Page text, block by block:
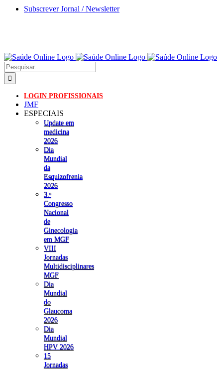
Skip
Subscrever Jornal / Newsletter
Pesquisar
LOGIN PROFISSIONAIS
JMF
ESPECIAIS
Update em
medicina
2026
Dia
Mundial
da
Esquizofrenia
2026
3.ᵒ
Congresso
Nacional
de
Ginecologia
em MGF
VIII
Jornadas
Multidisciplinares
MGF
Dia
Mundial
do
Glaucoma
2026
Dia
Mundial
HPV 2026
15
Jornadas